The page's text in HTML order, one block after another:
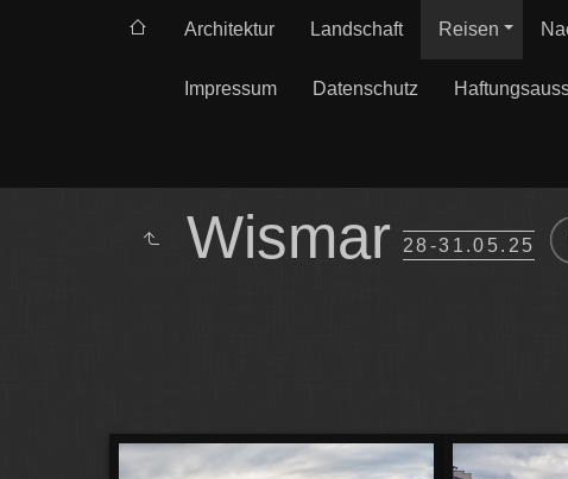
Architektur Landschaft Reisen
Impressum Datenschutz
Wismar 28-31.05.25